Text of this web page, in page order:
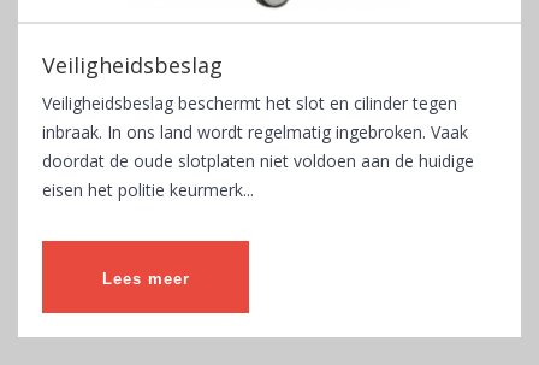
Veiligheidsbeslag
Veiligheidsbeslag beschermt het slot en cilinder tegen
inbraak. In ons land wordt regelmatig ingebroken. Vaak
doordat de oude slotplaten niet voldoen aan de huidige
eisen het politie keurmerk...
Lees meer